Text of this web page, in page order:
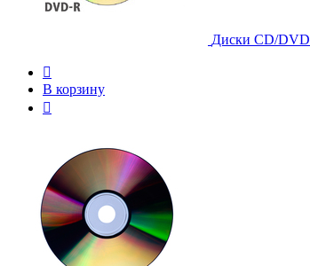
Диски CD/DVD

В корзину
